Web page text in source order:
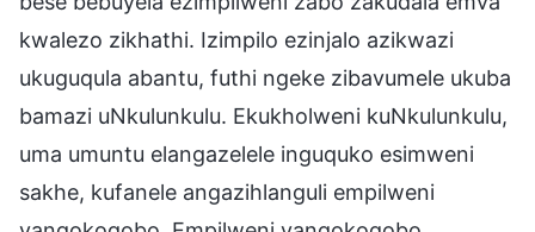
kwalezo zikhathi. Izimpilo ezinjalo azikwazi
ukuguqula abantu, futhi ngeke zibavumele ukuba
bamazi uNkulunkulu. Ekukholweni kuNkulunkulu,
uma umuntu elangazelele inguquko esimweni
sakhe, kufanele angazihlanguli empilweni